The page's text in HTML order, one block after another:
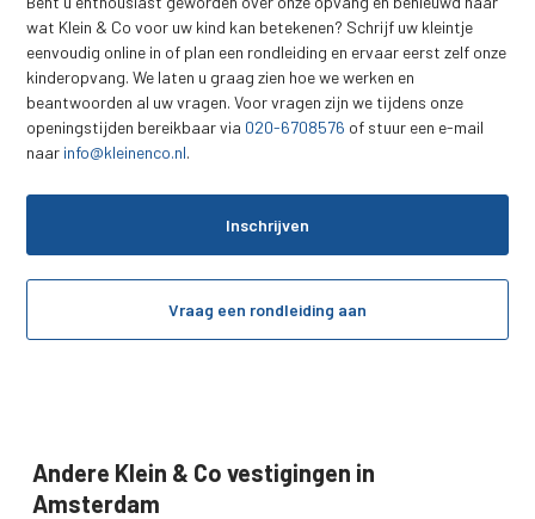
wat Klein & Co voor uw kind kan betekenen? Schrijf uw kleintje
eenvoudig online in of plan een rondleiding en ervaar eerst zelf onze
kinderopvang. We laten u graag zien hoe we werken en
beantwoorden al uw vragen. Voor vragen zijn we tijdens onze
openingstijden bereikbaar via 020-6708576 of stuur een e-mail
naar info@kleinenco.nl.
Inschrijven
Vraag een rondleiding aan
Andere Klein & Co vestigingen in
Amsterdam